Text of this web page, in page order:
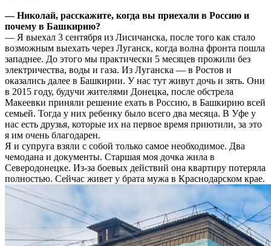
— Николай, расскажите, когда вы приехали в Россию и
почему в Башкирию?
— Я выехал 3 сентября из Лисичанска, после того как стало
возможным выехать через Луганск, когда волна фронта пошла
западнее. До этого мы практически 5 месяцев прожили без
электричества, воды и газа. Из Луганска — в Ростов и
оказались далее в Башкирии. У нас тут живут дочь и зять. Они
в 2015 году, будучи жителями Донецка, после обстрела
Макеевки приняли решение ехать в Россию, в Башкирию всей
семьей. Тогда у них ребенку было всего два месяца. В Уфе у
нас есть друзья, которые их на первое время приютили, за это
я им очень благодарен.
Я и супруга взяли с собой только самое необходимое. Два
чемодана и документы. Старшая моя дочка жила в
Северодонецке. Из-за боевых действий она квартиру потеряла
полностью. Сейчас живет у брата мужа в Краснодарском крае.